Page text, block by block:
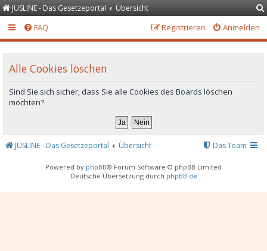
JUSLINE - Das Gesetzeportal Übersicht
FAQ Anmelden
Registrieren
Alle Cookies löschen
Sind Sie sich sicher, dass Sie alle Cookies des Boards löschen
möchten?
JUSLINE - Das Gesetzeportal Übersicht Das Team
Powered by phpBB® Forum Software © phpBB Limited
Deutsche Übersetzung durch phpBB.de